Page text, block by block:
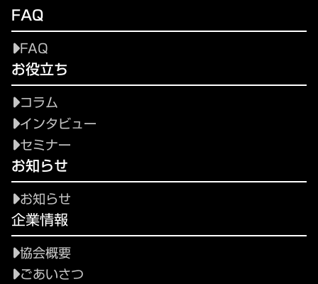
FAQ
FAQ
お役立ち
コラム
インタビュー
セミナー
お知らせ
お知らせ
企業情報
協会概要
ごあいさつ